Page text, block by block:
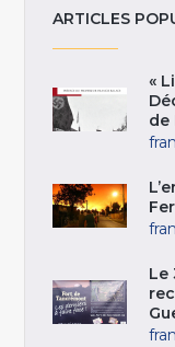
ARTICLES
«
de
Le